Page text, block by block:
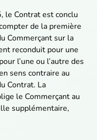
le Contrat est conclu
de la première
Commerçant sur la
reconduit pour une
l’une ou l’autre des
sens contraire au
Contrat. La
le Commerçant au
supplémentaire,